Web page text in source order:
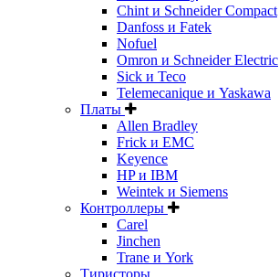
Chint и Schneider Compact
Danfoss и Fatek
Nofuel
Omron и Schneider Electric
Sick и Teco
Telemecanique и Yaskawa
Платы
Allen Bradley
Frick и EMC
Keyence
HP и IBM
Weintek и Siemens
Контроллеры
Carel
Jinchen
Trane и York